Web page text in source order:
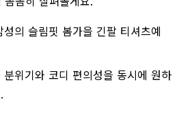
성의 슬림핏 봄가을 긴팔 티셔츠예
분위기와 코디 편의성을 동시에 원하